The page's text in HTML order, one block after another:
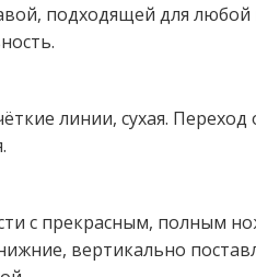
подходящей для
линии, сухая.
с прекрасным, полным
вертикально